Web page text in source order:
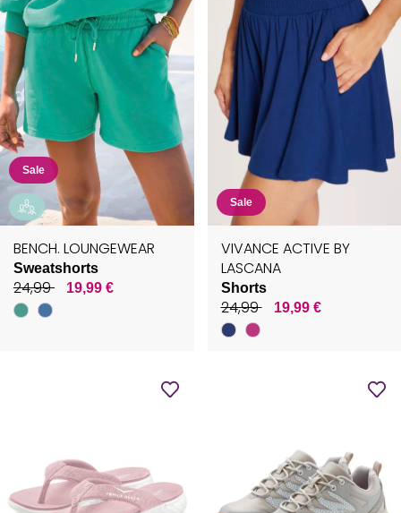
Sale
BENCH. LOUNGEWEAR
Sweatshorts
24,99 19,99 €
Sale
VIVANCE ACTIVE BY
LASCANA
Shorts
24,99 19,99 €